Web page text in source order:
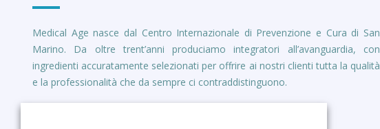
Medical Age nasce dal Centro Internazionale di Prevenzione e Cura di San
Marino. Da oltre trent’anni produciamo integratori all’avanguardia, con
ingredienti accuratamente selezionati per offrire ai nostri clienti tutta la qualità
e la professionalità che da sempre ci contraddistinguono.